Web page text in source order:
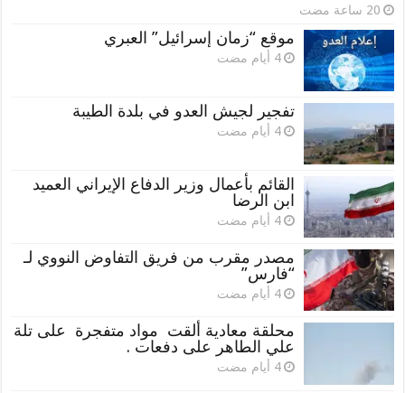
موقع “زمان إسرائيل” العبري
‏4 أيام مضت
تفجير لجيش العدو في بلدة الطيبة
‏4 أيام مضت
القائم بأعمال وزير الدفاع الإيراني العميد
ابن الرضا
‏4 أيام مضت
مصدر مقرب من فريق التفاوض النووي لـ
“فارس”
‏4 أيام مضت
محلقة معادية ألقت مواد متفجرة على تلة
علي الطاهر على دفعات .
‏4 أيام مضت